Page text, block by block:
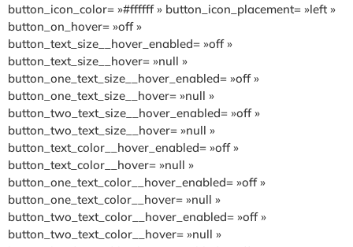
button_icon_color= »#ffffff » button_icon_placement= »left »
button_on_hover= »off »
button_text_size__hover_enabled= »off »
button_text_size__hover= »null »
button_one_text_size__hover_enabled= »off »
button_one_text_size__hover= »null »
button_two_text_size__hover_enabled= »off »
button_two_text_size__hover= »null »
button_text_color__hover_enabled= »off »
button_text_color__hover= »null »
button_one_text_color__hover_enabled= »off »
button_one_text_color__hover= »null »
button_two_text_color__hover_enabled= »off »
button_two_text_color__hover= »null »